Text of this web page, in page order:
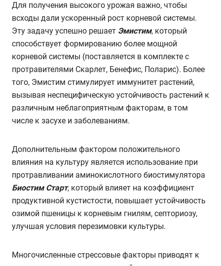
Для получения высокого урожая важно, чтобы
всходы дали ускоренный рост корневой системы.
Эту задачу успешно решает Эмистим, который
способствует формированию более мощной
корневой системы (поставляется в комплекте с
протравителями Скарлет, Бенефис, Поларис). Более
того, Эмистим стимулирует иммунитет растений,
вызывая неспецифическую устойчивость растений к
различным неблагоприятным факторам, в том
числе к засухе и заболеваниям.
Дополнительным фактором положительного
влияния на культуру является использование при
протравливании аминокислотного биостимулятора
Биостим Старт, который влияет на коэффициент
продуктивной кустистости, повышает устойчивость
озимой пшеницы к корневым гнилям, септориозу,
улучшая условия перезимовки культуры.
Многочисленные стрессовые факторы приводят к